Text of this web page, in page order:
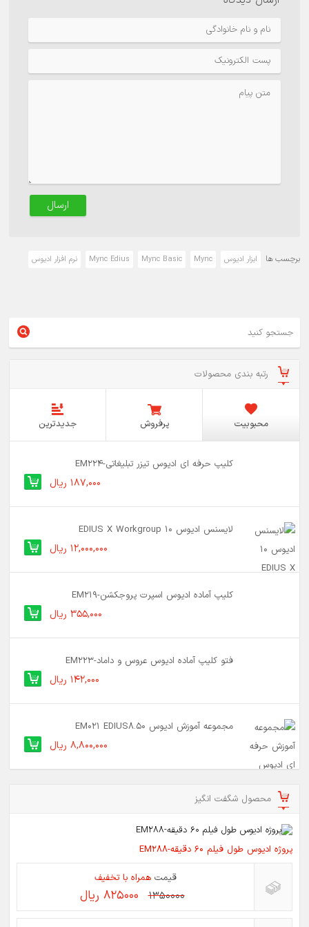
ارسال
برچسب ها ابزار ادیوس Mync
Mync Basic
Mync Edius نرم افزار ادیوس
رتبه بندی محصولات
محبوبیت پرفروش جدیدترین
کلیپ حرفه ای ادیوس تیزر تبلیغاتی-EM224
187,000 ریال
لایسنس ادیوس 10 EDIUS X Workgroup
12,000,000 ریال
کلیپ آماده ادیوس اسپرت پروجکشن-EM219
355,000 ریال
فتو کلیپ آماده ادیوس عروس و داماد-EM223
142,000 ریال
مجموعه آموزش ادیوس EM021 EDIUS8.50
8,800,000 ریال
محصول شگفت انگیز
پروژه ادیوس طول فیلم 60 دقیقه-EM288
قیمت همراه با تخفیف
1350000 825000 ریال